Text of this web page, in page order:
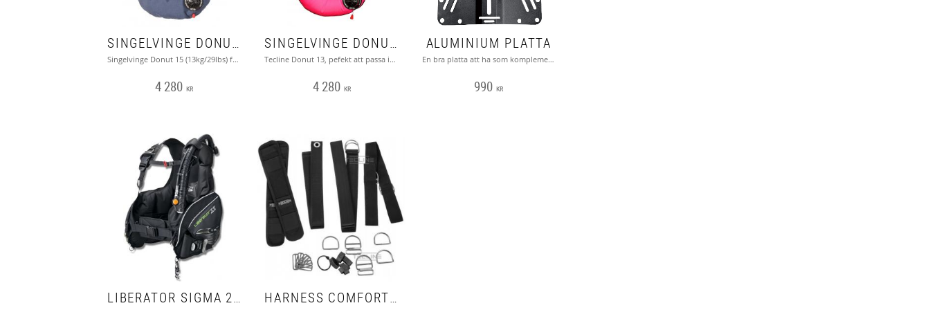
SINGELVINGE DONUT 15 - TECLINE
Singelvinge Donut 15 (13kg/29lbs) för singel tank, inbyggd singeltanksadapter
4 280 KR
SINGELVINGE DONUT 13 - TECLINE
Tecline Donut 13, pefekt att passa ihop med din mini platta från Tecline. Fungerar både med comfort harness och DIR harness.
4 280 KR
ALUMINIUM PLATTA
En bra platta att ha som komplement till en Donut 13 eller Donut 15 vinge från Tecline för din resa. vikt 850 gram
990 KR
LIBERATOR SIGMA 2 - TUSA
HARNESS COMFORT ADJUSTABLE